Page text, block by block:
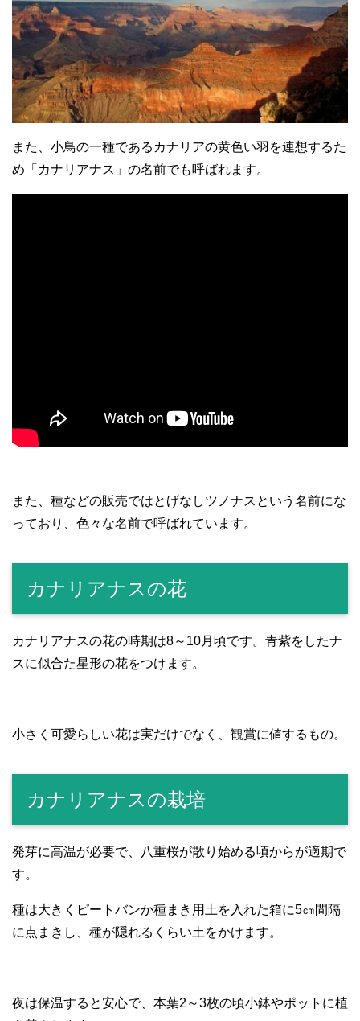
また、小鳥の一種であるカナリアの黄色い羽を連想するた
め「カナリアナス」の名前でも呼ばれます。
また、種などの販売ではとげなしツノナスという名前にな
っており、色々な名前で呼ばれています。
カナリアナスの花
カナリアナスの花の時期は8～10月頃です。青紫をしたナ
スに似合た星形の花をつけます。
小さく可愛らしい花は実だけでなく、観賞に値するもの。
カナリアナスの栽培
発芽に高温が必要で、八重桜が散り始める頃からが適期で
す。
種は大きくピートバンか種まき用土を入れた箱に5㎝間隔
に点まきし、種が隠れるくらい土をかけます。
夜は保温すると安心で、本葉2～3枚の頃小鉢やポットに植